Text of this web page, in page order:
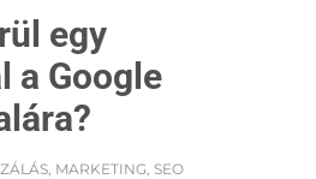
egy
a Google
, MARKETING, SEO